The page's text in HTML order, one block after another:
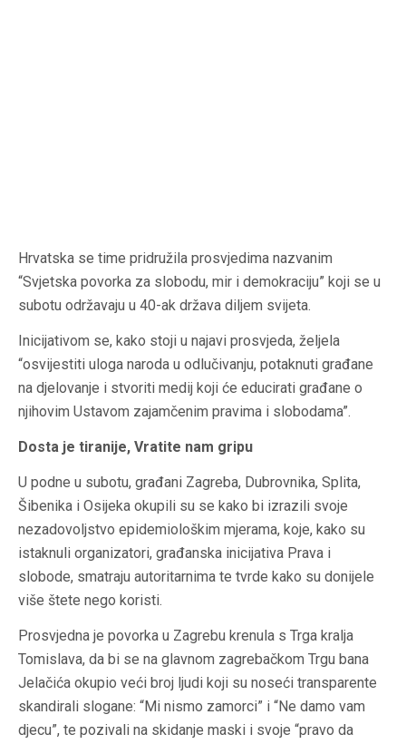
Hrvatska se time pridružila prosvjedima nazvanim
“Svjetska povorka za slobodu, mir i demokraciju” koji se u
subotu održavaju u 40-ak država diljem svijeta.
Inicijativom se, kako stoji u najavi prosvjeda, željela
“osvijestiti uloga naroda u odlučivanju, potaknuti građane
na djelovanje i stvoriti medij koji će educirati građane o
njihovim Ustavom zajamčenim pravima i slobodama”.
Dosta je tiranije, Vratite nam gripu
U podne u subotu, građani Zagreba, Dubrovnika, Splita,
Šibenika i Osijeka okupili su se kako bi izrazili svoje
nezadovoljstvo epidemiološkim mjerama, koje, kako su
istaknuli organizatori, građanska inicijativa Prava i
slobode, smatraju autoritarnima te tvrde kako su donijele
više štete nego koristi.
Prosvjedna je povorka u Zagrebu krenula s Trga kralja
Tomislava, da bi se na glavnom zagrebačkom Trgu bana
Jelačića okupio veći broj ljudi koji su noseći transparente
skandirali slogane: “Mi nismo zamorci” i “Ne damo vam
djecu”, te pozivali na skidanje maski i svoje “pravo da